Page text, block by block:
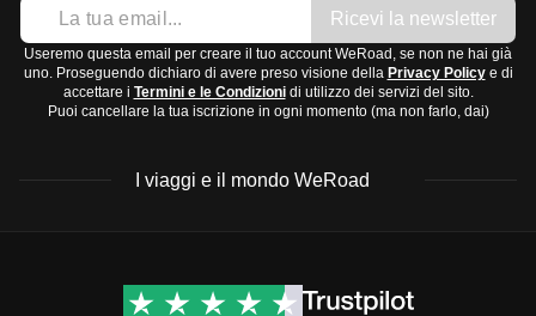
Ricevi la newsletter
Useremo questa email per creare il tuo account WeRoad, se non ne hai già
uno. Proseguendo dichiaro di avere preso visione della Privacy Policye di
accettare i Termini e le Condizionidi utilizzo dei servizi del sito.
Puoi cancellare la tua iscrizione in ogni momento (ma non farlo, dai)
I viaggi e il mondo WeRoad
Viaggi di gruppo Nord
Contatti